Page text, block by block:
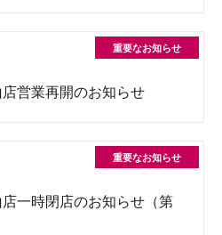
営業再開のお知らせ
一時閉店のお知らせ（第